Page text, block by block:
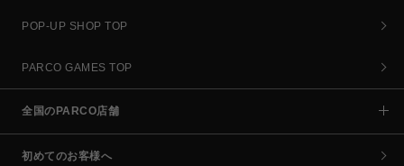
POP-UP SHOP TOP
PARCO GAMES TOP
全国のPARCO店舗
初めてのお客様へ